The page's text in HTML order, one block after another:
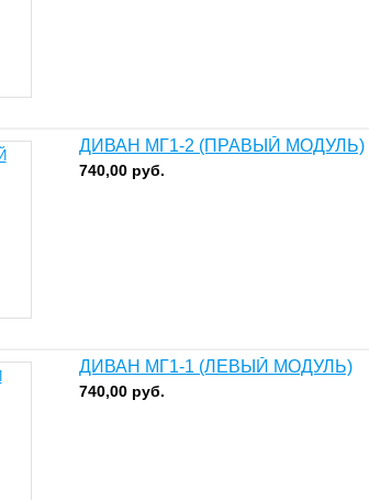
ДИВАН МГ1-2 (ПРАВЫЙ МОДУЛЬ)
740,00 руб.
ДИВАН МГ1-1 (ЛЕВЫЙ МОДУЛЬ)
740,00 руб.